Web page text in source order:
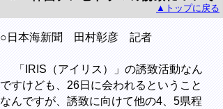
▲トップに戻る
○日本海新聞 田村彰彦 記者
「IRIS（アイリス）」の誘致活動なん
ですけども、26日に会われるということ
なんですが、誘致に向けて他の4、5県程